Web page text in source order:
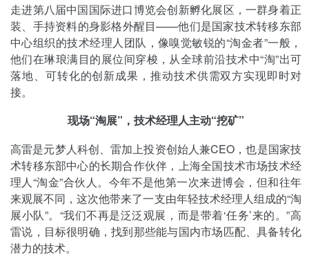
走进第八届中国国际进口博览会创新孵化展区，一群身着正
装、手持资料的身影格外醒目——他们是国家技术转移东部
中心组织的技术经理人团队，像嗅觉敏锐的“淘金者”一般，
他们在琳琅满目的展位间穿梭，从全球前沿技术中“淘”出可
落地、可转化的创新成果，推动技术供需双方实现即时对
接。
现场“淘展”，技术经理人主动“挖矿”
高雷是元梦人科创、雷加上投资创始人兼CEO，也是国家技
术转移东部中心的长期合作伙伴，上海全国技术市场技术经
理人“淘金”合伙人。今年不是他第一次来进博会，但和往年
来观展不同，这次他带来了一支由年轻技术经理人组成的“淘
展小队”。“我们不再是泛泛观展，而是带着‘任务’来的。”高
雷说，目标很明确，找到那些能与国内市场匹配、具备转化
潜力的技术。